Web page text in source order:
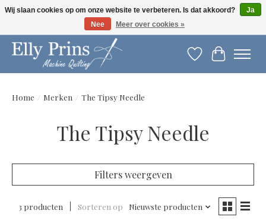
Let op: gewijzigde openingstijden!
Verlanglijst
Home / Merken / The Tipsy Needle
The Tipsy Needle
Filters weergeven
3 producten Sorteren op Nieuwste producten
Wij slaan cookies op om onze website te verbeteren. Is dat akkoord?
Ja
Nee
Meer over cookies »